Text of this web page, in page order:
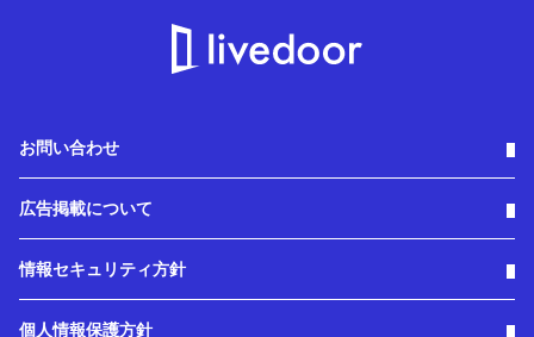
お問い合わせ
広告掲載について
情報セキュリティ方針
個人情報保護方針